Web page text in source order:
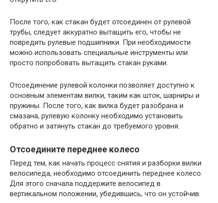
После того, как стакан будет отсоединен от рулевой
трубы, следует аккуратно вытащить его, чтобы не
повредить рулевые подшипники. При необходимости
можно использовать специальные инструменты или
просто попробовать вытащить стакан руками.
Отсоединение рулевой колонки позволяет доступно к
основным элементам вилки, таким как шток, шарниры и
пружины. После того, как вилка будет разобрана и
смазана, рулевую колонку необходимо установить
обратно и затянуть стакан до требуемого уровня.
Отсоедините переднее колесо
Перед тем, как начать процесс снятия и разборки вилки
велосипеда, необходимо отсоединить переднее колесо.
Для этого сначала поддержите велосипед в
вертикальном положении, убедившись, что он устойчив.